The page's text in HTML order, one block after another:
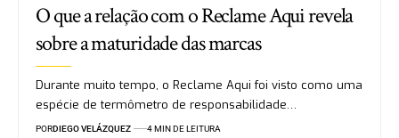
O que a relação com o Reclame Aqui revela
sobre a maturidade das marcas
Durante muito tempo, o Reclame Aqui foi visto como uma
espécie de termômetro de responsabilidade…
PORDIEGO VELÁZQUEZ 4 MIN DE LEITURA